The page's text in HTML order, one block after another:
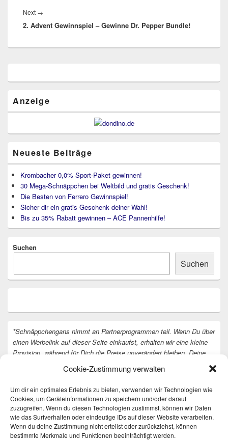
Cookie-Zustimmung verwalten
Um dir ein optimales Erlebnis zu bieten, verwenden wir Technologien wie
Cookies, um Geräteinformationen zu speichern und/oder darauf
zuzugreifen. Wenn du diesen Technologien zustimmst, können wir Daten
wie das Surfverhalten oder eindeutige IDs auf dieser Website verarbeiten.
Wenn du deine Zustimmung nicht erteilst oder zurückziehst, können
bestimmte Merkmale und Funktionen beeinträchtigt werden.
Next →
post:
2. Advent Gewinnspiel – Gewinne Dr. Pepper Bundle!
Widget-
Anzeige
Neueste Beiträge
Krombacher 0,0% Sport-Paket gewinnen!
30 Mega-Schnäppchen bei Weltbild und gratis Geschenk!
Die Besten von Ferrero Gewinnspiel!
Sicher dir ein gratis Geschenk deiner Wahl!
Bis zu 35% Rabatt gewinnen – ACE Pannenhilfe!
Suchen
Suchen
*Schnäppchengans nimmt an Partnerprogrammen teil. Wenn Du über
einen Werbelink auf dieser Seite einkaufst, erhalten wir eine kleine
Provision, während für Dich die Preise unverändert bleiben. Deine
Vielen Dank dafür!